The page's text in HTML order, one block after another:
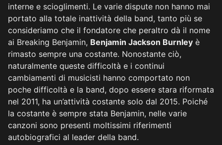
interne e scioglimenti. Le varie dispute non hanno mai
portato alla totale inattività della band, tanto più se
consideriamo che il fondatore che peraltro dà il nome
ai Breaking Benjamin, Benjamin Jackson Burnley è
rimasto sempre una costante. Nonostante ciò,
naturalmente queste difficoltà e i continui
cambiamenti di musicisti hanno comportato non
poche difficoltà e la band, dopo essere stara riformata
nel 2011, ha un’attività costante solo dal 2015. Poiché
la costante è sempre stata Benjamin, nelle varie
canzoni sono presenti moltissimi riferimenti
autobiografici al leader della band.